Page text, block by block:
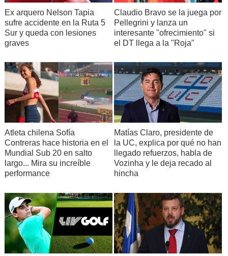
Ex arquero Nelson Tapia
sufre accidente en la Ruta 5
Sur y queda con lesiones
graves
Claudio Bravo se la juega por
Pellegrini y lanza un
interesante "ofrecimiento" si
el DT llega a la "Roja"
Atleta chilena Sofía
Contreras hace historia en el
Mundial Sub 20 en salto
largo... Mira su increíble
performance
Matías Claro, presidente de
la UC, explica por qué no han
llegado refuerzos, habla de
Vozinha y le deja recado al
hincha